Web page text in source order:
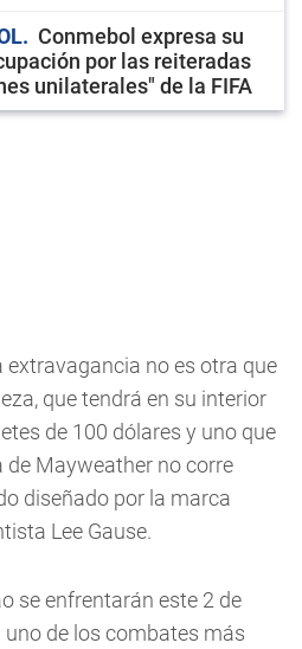
Conmebol expresa su
por las reiteradas
unilaterales" de la FIFA
extravagancia no es otra que
que tendrá en su interior
de 100 dólares y uno que
Mayweather no corre
diseñado por la marca
Lee Gause.
se enfrentarán este 2 de
uno de los combates más